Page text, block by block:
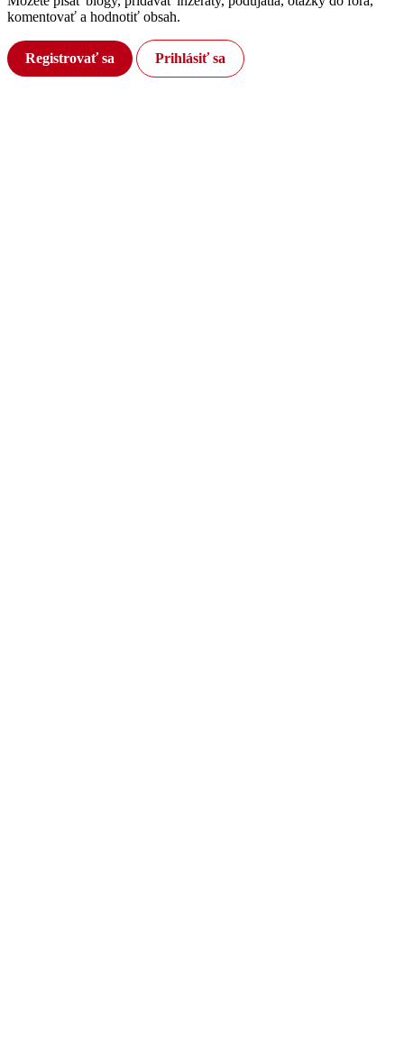
komentovať a hodnotiť obsah.
Registrovať sa Prihlásiť sa